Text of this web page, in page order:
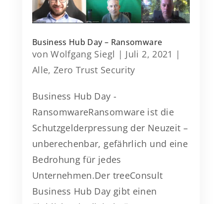
Business Hub Day – Ransomware
vonWolfgang Siegl | Juli 2, 2021 |
Alle, Zero Trust Security
Business Hub Day -
RansomwareRansomware ist die
Schutzgelderpressung der Neuzeit –
unberechenbar, gefährlich und eine
Bedrohung für jedes
Unternehmen.Der treeConsult
Business Hub Day gibt einen